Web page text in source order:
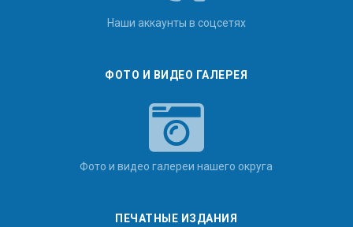
Наши аккаунты в соцсетях
ФОТО И ВИДЕО ГАЛЕРЕЯ
Фото и видео галереи нашего округа
ПЕЧАТНЫЕ ИЗДАНИЯ